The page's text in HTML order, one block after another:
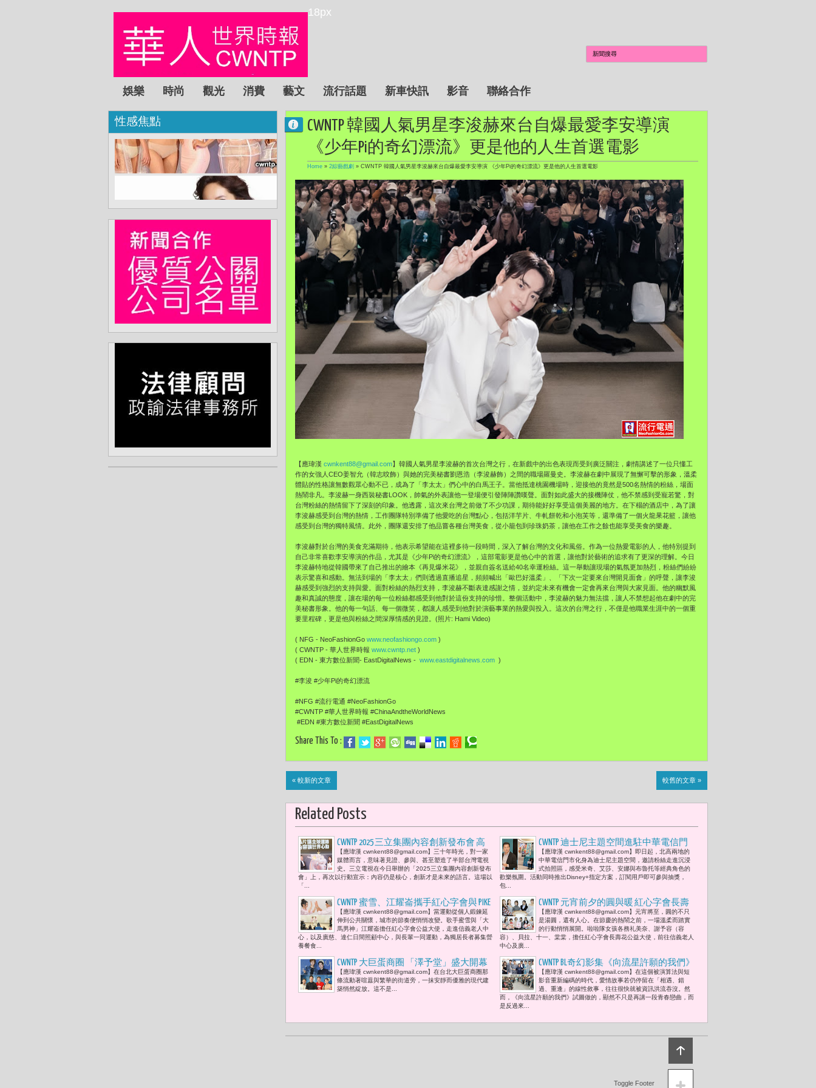
18px
娛樂 時尚 觀光 消費 藝文 流行話題 新車快訊 影音 聯絡合作
CWNTP 韓國人氣男星李浚赫來台自爆最愛李安導演
《少年Pi的奇幻漂流》更是他的人生首選電影
Home » 2綜藝戲劇 » CWNTP 韓國人氣男星李浚赫來台自爆最愛李安導演 《少年Pi的奇幻漂流》更是他的人生首選電影
【應瑋漢 cwnkent88@gmail.com】韓國人氣男星李浚赫的首次台灣之行，在新戲中的出色表現而受到廣泛關注，劇情講述了一位只懂工
作的女強人CEO姜智允（韓志旼飾）與她的完美秘書劉恩浩（李浚赫飾）之間的職場羅曼史。李浚赫在劇中展現了無懈可擊的形象，溫柔
體貼的性格讓無數觀眾心動不已，成為了「李太太」們心中的白馬王子。當他抵達桃園機場時，迎接他的竟然是500名熱情的粉絲，場面
熱鬧非凡。李浚赫一身西裝秘書LOOK，帥氣的外表讓他一登場便引發陣陣讚嘆聲。面對如此盛大的接機陣仗，他不禁感到受寵若驚，對
台灣粉絲的熱情留下了深刻的印象。他透露，這次來台灣之前做了不少功課，期待能好好享受這個美麗的地方。在下榻的酒店中，為了讓
李浚赫感受到台灣的熱情，工作團隊特別準備了他愛吃的台灣點心，包括洋芋片、牛軋餅乾和小泡芙等，還準備了一個火龍果花籃，讓他
感受到台灣的獨特風情。此外，團隊還安排了他品嘗各種台灣美食，從小籠包到珍珠奶茶，讓他在工作之餘也能享受美食的樂趣。
李浚赫對於台灣的美食充滿期待，他表示希望能在這裡多待一段時間，深入了解台灣的文化和風俗。作為一位熱愛電影的人，他特別提到
自己非常喜歡李安導演的作品，尤其是《少年Pi的奇幻漂流》，這部電影更是他心中的首選，讓他對於藝術的追求有了更深的理解。今日
李浚赫特地從韓國帶來了自己推出的繪本《再見爆米花》，並親自簽名送給40名幸運粉絲。這一舉動讓現場的氣氛更加熱烈，粉絲們紛紛
表示驚喜和感動。無法到場的「李太太」們則透過直播追星，頻頻喊出「歐巴好溫柔」、「下次一定要來台灣開見面會」的呼聲，讓李浚
赫感受到強烈的支持與愛。面對粉絲的熱烈支持，李浚赫不斷表達感謝之情，並約定未來有機會一定會再來台灣與大家見面。他的幽默風
趣和真誠的態度，讓在場的每一位粉絲都感受到他對於這份支持的珍惜。整個活動中，李浚赫的魅力無法擋，讓人不禁想起他在劇中的完
美秘書形象。他的每一句話、每一個微笑，都讓人感受到他對於演藝事業的熱愛與投入。這次的台灣之行，不僅是他職業生涯中的一個重
要里程碑，更是他與粉絲之間深厚情感的見證。(照片: Hami Video)
( NFG - NeoFashionGo www.neofashiongo.com )
( CWNTP - 華人世界時報 www.cwntp.net )
( EDN - 東方數位新聞- EastDigitalNews - www.eastdigitalnews.com )
#李浚 #少年Pi的奇幻漂流
#NFG #流行電通 #NeoFashionGo
#CWNTP #華人世界時報 #ChinaAndtheWorldNews
#EDN #東方數位新聞 #EastDigitalNews
Share This To :
« 較新的文章 較舊的文章 »
Related Posts
CWNTP 2025 三立集團內容創新發布會 高
明慧：「『晶片讓全球運轉，內容讓世
界心動。』從內容創新到治理藍圖，打
造TEAM TAIWAN影視隊。」
【應瑋漢 cwnkent88@gmail.com】三十年時光，對一家
媒體而言，意味著見證、參與、甚至塑造了半部台灣電視
史。三立電視在今日舉辦的「2025三立集團內容創新發布
會」上，再次以行動宣示：內容仍是核心，創新才是未來的語言。這場以
「...
CWNTP 迪士尼主題空間進駐中華電信門
市 陳永樂 : 「藉由這次與中華電信的合
作，台灣的粉絲們可以用更輕鬆的方式
暢享迪士尼世界級的故事與優質的亞太
【應瑋漢 cwnkent88@gmail.com】即日起，北高兩地的
中華電信門市化身為迪士尼主題空間，邀請粉絲走進沉浸
式拍照區，感受米奇、艾莎、安娜與布魯托等經典角色的
歡樂氛圍。活動同時推出Disney+指定方案，訂閱用戶即可參與抽獎，
包...
CWNTP 蜜雪、江耀崙攜手紅心字會與 PIKE
SIX 發起「練核心 · 暖愛心」公益行動 為
長者募餐食
【應瑋漢 cwnkent88@gmail.com】當運動從個人鍛鍊延
伸到公共關懷，城市的節奏便悄悄改變。歌手蜜雪與「大
馬男神」江耀崙擔任紅心字會公益大使，走進信義老人中
心，以及廣慈、達仁日間照顧中心，與長輩一同運動，為獨居長者募集營
養餐食...
CWNTP 元宵前夕的圓與暖 紅心字會長壽
花公益大使美奈、謝予容（容容）、貝
拉、十一、棠棠 為孤單歲月添一抹光
【應瑋漢 cwnkent88@gmail.com】元宵將至，圓的不只
是湯圓，還有人心。在節慶的熱鬧之前，一場溫柔而踏實
的行動悄悄展開。啦啦隊女孩各務礼美奈、謝予容（容
容）、貝拉、十一、棠棠，擔任紅心字會長壽花公益大使，前往信義老人
中心及廣...
CWNTP 大巨蛋商圈 「澤予堂」盛大開幕
羅志祥、油條兄弟（大寶、柳橙、迪哥
與大禹）等眾藝人現身力挺 陳立哲以
【應瑋漢 cwnkent88@gmail.com】在台北大巨蛋商圈那
條流動著喧囂與繁華的街道旁，一抹安靜而優雅的現代建
築悄然綻放。這不是...
CWNTP BL奇幻影集《向流星許願的我們》
「流星四少」鍾岳軒、初孟軒、余杰
恩、各務孝太轉舵啟航 在遺忘邊境重塑
愛的真諦
【應瑋漢 cwnkent88@gmail.com】在這個被演算法與短
影音重新編碼的時代，愛情故事若仍停留在「相遇、錯
過、重逢」的線性敘事，往往很快就被資訊洪流吞沒。然
而，《向流星許願的我們》試圖做的，顯然不只是再講一段青春戀曲，而
是反過來...
性感焦點
Toggle Footer